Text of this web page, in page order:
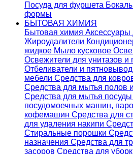
Посуда для фуршета
формы
БЫТОВАЯ ХИМИЯ
Бытовая химия Аксессуары
Жироудалители
жидкое Мыло кусковое
Освежители для унитазов и
Отбеливатели и
мебели Средства для
Средства для мытья полов
Средства для мытья посуды
посудомоечных машин,
кофемашин Средства для
для удаления накипи
Стиральные порошки
назначения Средства для
засоров Средства для